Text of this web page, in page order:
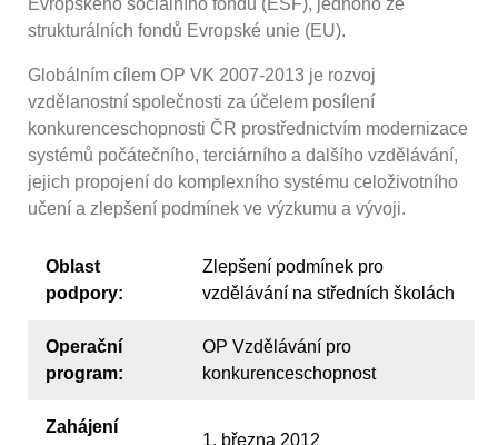
strukturálních fondů Evropské unie (EU).
Globálním cílem OP VK 2007-2013 je rozvoj
vzdělanostní společnosti za účelem posílení
konkurenceschopnosti ČR prostřednictvím modernizace
systémů počátečního, terciárního a dalšího vzdělávání,
jejich propojení do komplexního systému celoživotního
učení a zlepšení podmínek ve výzkumu a vývoji.
Oblast
podpory:
Zlepšení podmínek pro
vzdělávání na středních školách
Operační
program:
OP Vzdělávání pro
konkurenceschopnost
Zahájení
1. března 2012